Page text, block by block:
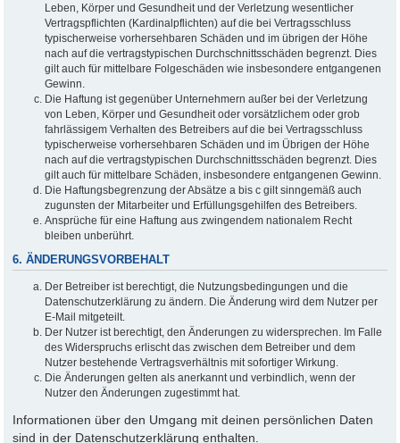
Leben, Körper und Gesundheit und der Verletzung wesentlicher
Vertragspflichten (Kardinalpflichten) auf die bei Vertragsschluss
typischerweise vorhersehbaren Schäden und im übrigen der Höhe
nach auf die vertragstypischen Durchschnittsschäden begrenzt. Dies
gilt auch für mittelbare Folgeschäden wie insbesondere entgangenen
Gewinn.
Die Haftung ist gegenüber Unternehmern außer bei der Verletzung
von Leben, Körper und Gesundheit oder vorsätzlichem oder grob
fahrlässigem Verhalten des Betreibers auf die bei Vertragsschluss
typischerweise vorhersehbaren Schäden und im Übrigen der Höhe
nach auf die vertragstypischen Durchschnittsschäden begrenzt. Dies
gilt auch für mittelbare Schäden, insbesondere entgangenen Gewinn.
Die Haftungsbegrenzung der Absätze a bis c gilt sinngemäß auch
zugunsten der Mitarbeiter und Erfüllungsgehilfen des Betreibers.
Ansprüche für eine Haftung aus zwingendem nationalem Recht
bleiben unberührt.
6. ÄNDERUNGSVORBEHALT
Der Betreiber ist berechtigt, die Nutzungsbedingungen und die
Datenschutzerklärung zu ändern. Die Änderung wird dem Nutzer per
E-Mail mitgeteilt.
Der Nutzer ist berechtigt, den Änderungen zu widersprechen. Im Falle
des Widerspruchs erlischt das zwischen dem Betreiber und dem
Nutzer bestehende Vertragsverhältnis mit sofortiger Wirkung.
Die Änderungen gelten als anerkannt und verbindlich, wenn der
Nutzer den Änderungen zugestimmt hat.
Informationen über den Umgang mit deinen persönlichen Daten
sind in der Datenschutzerklärung enthalten.